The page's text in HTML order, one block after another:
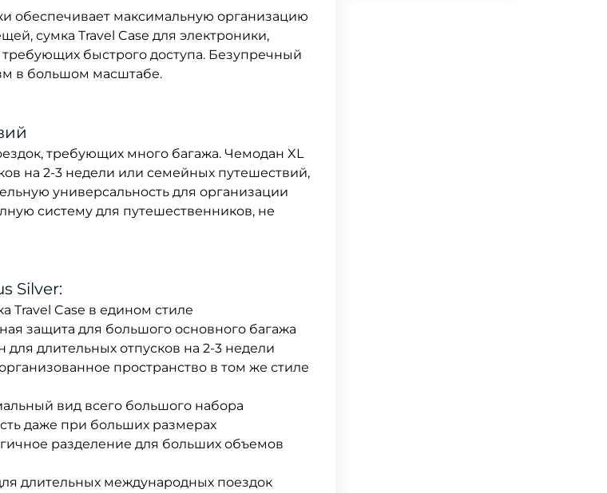
обеспечивает максимальную организацию
сумка Travel Case для электроники,
быстрого доступа. Безупречный
в большом масштабе.
требующих много багажа. Чемодан XL
на 2-3 недели или семейных путешествий,
универсальность для организации
систему для путешественников, не
Silver:
Travel Case в едином стиле
защита для большого основного багажа
для длительных отпусков на 2-3 недели
пространство в том же стиле
вид всего большого набора
даже при больших размерах
разделение для больших объемов
длительных международных поездок